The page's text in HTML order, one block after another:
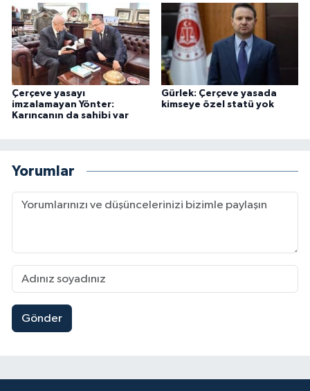
Çerçeve yasayı
imzalamayan Yönter:
Karıncanın da sahibi var
Gürlek: Çerçeve yasada
kimseye özel statü yok
Yorumlar
Gönder